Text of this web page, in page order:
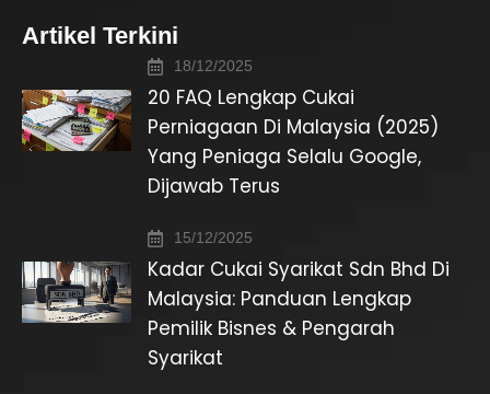
Artikel Terkini
18/12/2025
20 FAQ Lengkap Cukai
Perniagaan Di Malaysia (2025)
Yang Peniaga Selalu Google,
Dijawab Terus
15/12/2025
Kadar Cukai Syarikat Sdn Bhd Di
Malaysia: Panduan Lengkap
Pemilik Bisnes & Pengarah
Syarikat